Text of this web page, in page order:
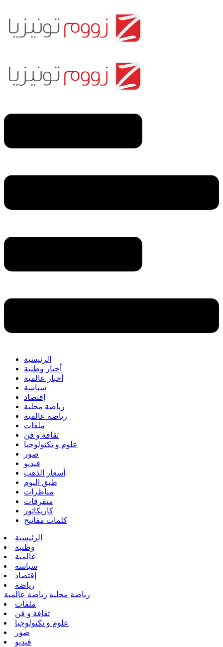
الرئيسية
أخبار وطنية
أخبار عالمية
سياسة
إقتصاد
رياضة محلية
رياضة عالمية
ملفات
ثقافة و فن
علوم و تكنولوجيا
صور
فيديو
أسعار الذهب
طبق اليوم
مناظرات
متفرقات
كاريكاتور
كلمات مفاتيح
الرئيسية
وطنية
عالمية
سياسة
إقتصاد
رياضة
رياضة محلية رياضة عالمية
ملفات
ثقافة و فن
علوم و تكنولوجيا
صور
فيديو